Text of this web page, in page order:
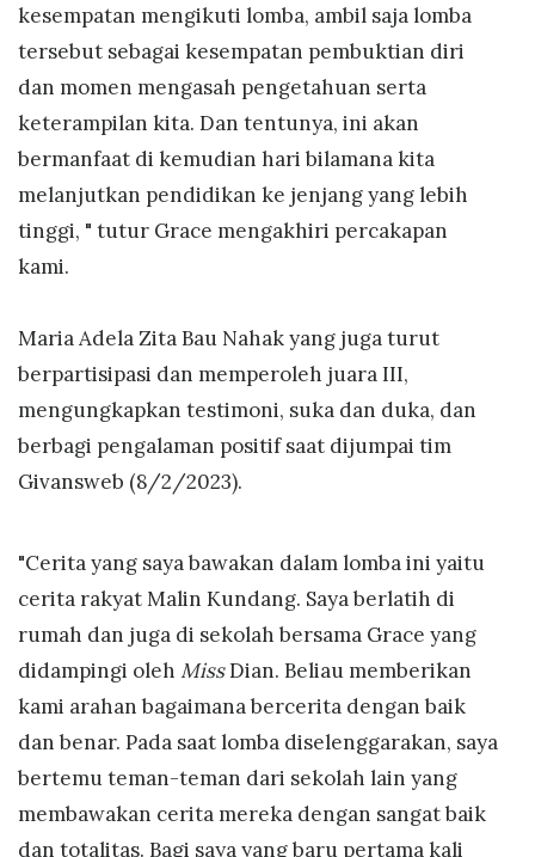
kesempatan mengikuti lomba, ambil saja lomba
tersebut sebagai kesempatan pembuktian diri
dan momen mengasah pengetahuan serta
keterampilan kita. Dan tentunya, ini akan
bermanfaat di kemudian hari bilamana kita
melanjutkan pendidikan ke jenjang yang lebih
tinggi, " tutur Grace mengakhiri percakapan
kami.
Maria Adela Zita Bau Nahak yang juga turut
berpartisipasi dan memperoleh juara III,
mengungkapkan testimoni, suka dan duka, dan
berbagi pengalaman positif saat dijumpai tim
Givansweb (8/2/2023).
"Cerita yang saya bawakan dalam lomba ini yaitu
cerita rakyat Malin Kundang. Saya berlatih di
rumah dan juga di sekolah bersama Grace yang
didampingi oleh MissDian. Beliau memberikan
kami arahan bagaimana bercerita dengan baik
dan benar. Pada saat lomba diselenggarakan, saya
bertemu teman-teman dari sekolah lain yang
membawakan cerita mereka dengan sangat baik
dan totalitas. Bagi saya yang baru pertama kali